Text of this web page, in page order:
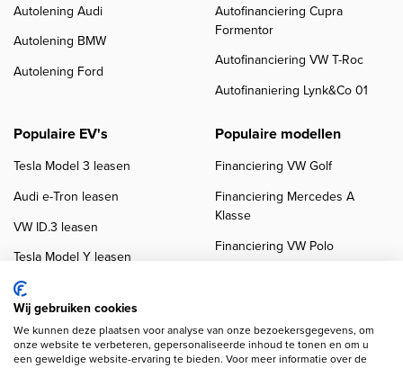
Autolening Audi
Autolening BMW
Autolening Ford
Autofinanciering Cupra
Formentor
Autofinanciering VW T-Roc
Autofinaniering Lynk&Co 01
Populaire EV's
Tesla Model 3 leasen
Audi e-Tron leasen
VW ID.3 leasen
Tesla Model Y leasen
VW ID.4 leasen
Populaire modellen
Financiering VW Golf
Financiering Mercedes A
Klasse
Financiering VW Polo
Wij gebruiken cookies
We kunnen deze plaatsen voor analyse van onze bezoekersgegevens, om
onze website te verbeteren, gepersonaliseerde inhoud te tonen en om u
een geweldige website-ervaring te bieden. Voor meer informatie over de